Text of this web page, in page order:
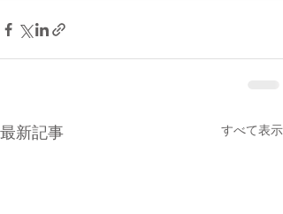
最新記事 すべて表示